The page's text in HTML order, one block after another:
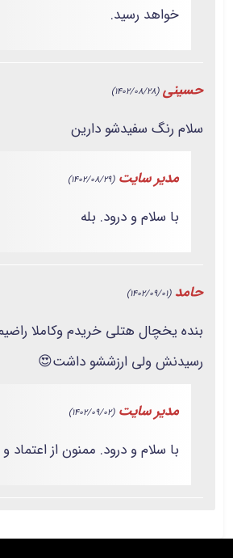
خواهد رسید.
حسینی (1402/08/28)
سلام رنگ سفیدشو دارین
مدیر سایت (1402/08/29)
با سلام و درود. بله
حامد (1402/09/01)
بنده یخچال هتلی خریدم وکاملا
رسیدنش ولی ارزششو داشت😍
مدیر سایت (1402/09/02)
با سلام و درود. ممنون از اعتماد